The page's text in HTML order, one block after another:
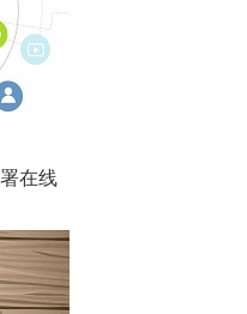
在线